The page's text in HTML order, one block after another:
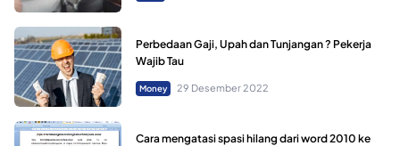
Perbedaan Gaji, Upah dan Tunjangan ? Pekerja
Wajib Tau
Money 29 Desember 2022
Cara mengatasi spasi hilang dari word 2010 ke